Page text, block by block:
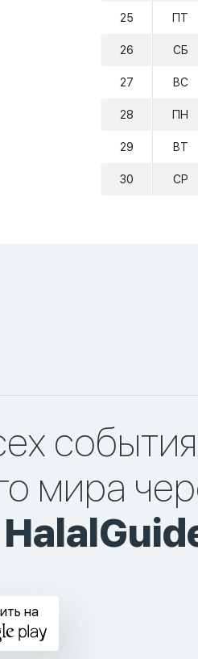
25 ПТ
26 СБ
27 ВС
28 ПН
29 ВТ
30 СР
мира
на